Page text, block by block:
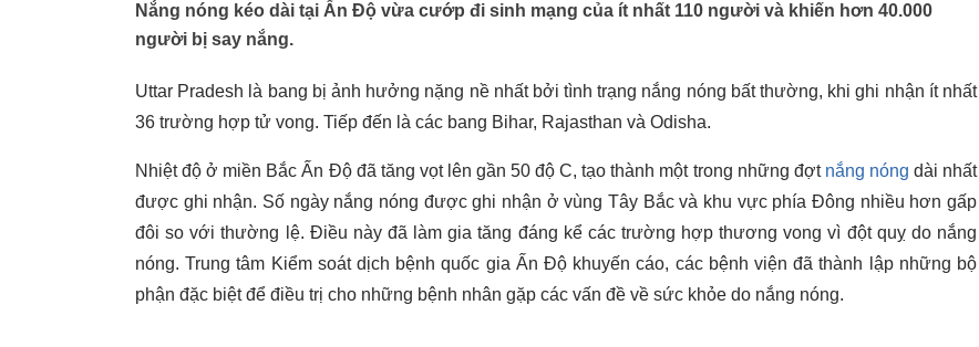
Nắng nóng kéo dài tại Ấn Độ vừa cướp đi sinh mạng của ít nhất 110 người và khiến hơn 40.000
người bị say nắng.
Uttar Pradesh là bang bị ảnh hưởng nặng nề nhất bởi tình trạng nắng nóng bất thường, khi ghi nhận ít nhất
36 trường hợp tử vong. Tiếp đến là các bang Bihar, Rajasthan và Odisha.
Nhiệt độ ở miền Bắc Ấn Độ đã tăng vọt lên gần 50 độ C, tạo thành một trong những đợt nắng nóng dài nhất
được ghi nhận. Số ngày nắng nóng được ghi nhận ở vùng Tây Bắc và khu vực phía Đông nhiều hơn gấp
đôi so với thường lệ. Điều này đã làm gia tăng đáng kể các trường hợp thương vong vì đột quỵ do nắng
nóng. Trung tâm Kiểm soát dịch bệnh quốc gia Ấn Độ khuyến cáo, các bệnh viện đã thành lập những bộ
phận đặc biệt để điều trị cho những bệnh nhân gặp các vấn đề về sức khỏe do nắng nóng.